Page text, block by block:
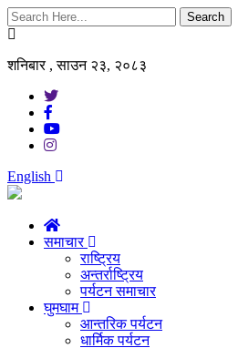
Search
शनिबार , साउन २३, २०८३
English
समाचार
राष्ट्रिय
अन्तर्राष्ट्रिय
पर्यटन समाचार
घुमघाम
आन्तरिक पर्यटन
धार्मिक पर्यटन